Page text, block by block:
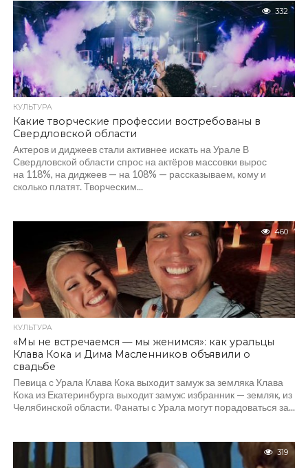
332
КУЛЬТУРА
Какие творческие профессии востребованы в
Свердловской области
Актеров и диджеев стали активнее искать на Урале В
Свердловской области спрос на актёров массовки вырос
на 118%, на диджеев — на 108% — рассказываем, кому и
сколько платят. Творческим...
460
КУЛЬТУРА
«Мы не встречаемся — мы женимся»: как уральцы
Клава Кока и Дима Масленников объявили о
свадьбе
Певица с Урала Клава Кока выходит замуж за земляка Клава
Кока из Екатеринбурга выходит замуж: избранник — земляк, из
Челябинской области. Фанаты с Урала могут порадоваться за...
319